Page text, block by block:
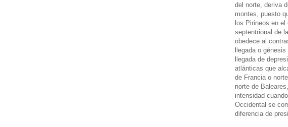
del norte, deriva
montes, puesto
los Pirineos en el
septentrional de
obedece al
llegada o
llegada de
atlánticas que
de Francia o
norte de
intensidad
Occidental se
diferencia de